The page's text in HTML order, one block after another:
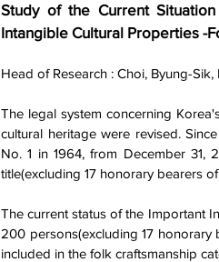
Study of the Current
Intangible Cultural Properties -
Head of Research : Choi, Byung-
The legal system concerning
cultural heritage were revised.
No. 1 in 1964, from December
title(excluding 17 honorary bearers
The current status of the Important
200 persons(excluding 17
included in the folk craftsmanship